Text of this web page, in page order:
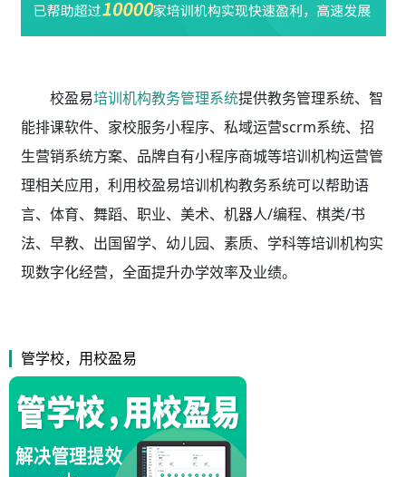
校盈易培训机构教务管理系统提供教务管理系统、智
能排课软件、家校服务小程序、私域运营scrm系统、招
生营销系统方案、品牌自有小程序商城等培训机构运营管
理相关应用，利用校盈易培训机构教务系统可以帮助语
言、体育、舞蹈、职业、美术、机器人/编程、棋类/书
法、早教、出国留学、幼儿园、素质、学科等培训机构实
现数字化经营，全面提升办学效率及业绩。
管学校，用校盈易